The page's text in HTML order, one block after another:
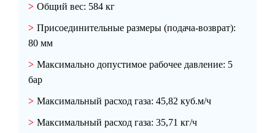
Общий вес: 584 кг
Присоединительные размеры (подача-возврат):
80 мм
Максимально допустимое рабочее давление: 5
бар
Максимальный расход газа: 45,82 куб.м/ч
Максимальный расход газа: 35,71 кг/ч